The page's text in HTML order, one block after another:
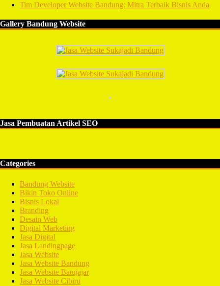
Tim Developer Website Bandung: Mitra Terbaik Bisnis Anda
Gallery Bandung Website
Jasa Pembuatan Artikel SEO
Categories
Bandung Website
Bikin Toko Online
Bisnis Lokal
Branding
Desain Web
Digital Marketing
Jasa Digital
Jasa Landingpage
Jasa Website
Jasa Website Bandung
Jasa Website Batujajar
Jasa Website Cibiru